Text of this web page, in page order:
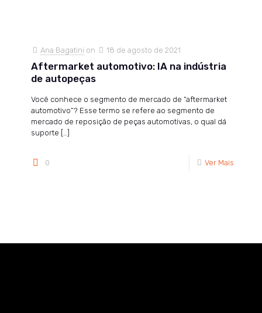
Ana Bagatini on 18 de agosto de 2021
Aftermarket automotivo: IA na indústria
de autopeças
Você conhece o segmento de mercado de “aftermarket
automotivo”? Esse termo se refere ao segmento de
mercado de reposição de peças automotivas, o qual dá
suporte […]
0 Ver Mais